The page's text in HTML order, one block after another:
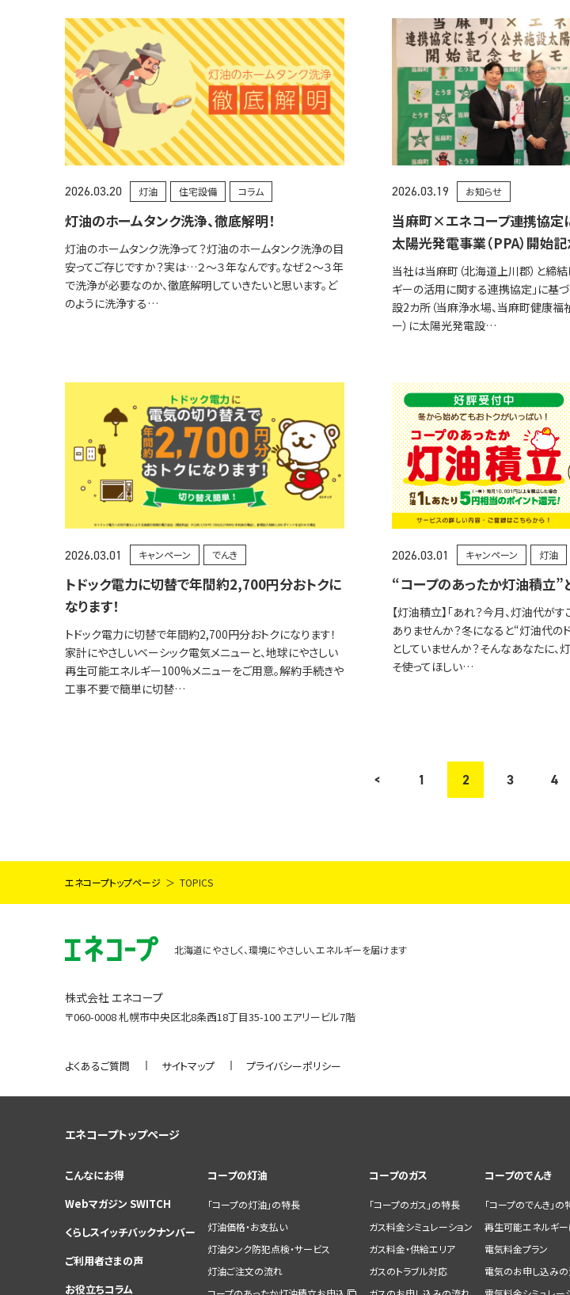
2026.03.20 灯油 住宅設備 コラム
灯油のホームタンク洗浄、徹底解明！
灯油のホームタンク洗浄って？灯油のホームタンク洗浄の目
安ってご存じですか？実は…２～３年なんです。なぜ２～３年
で洗浄が必要なのか、徹底解明していきたいと思います。ど
のように洗浄する…
2026.03.19 お知らせ
当麻町×エネコープ連携協定
太陽光発電事業（PPA）開始
当社は当麻町（北海道上川郡）と締
ギーの活用に関する連携協定」に基
設2カ所（当麻浄水場、当麻町健康福
ー）に太陽光発電設…
2026.03.01 キャンペーン でんき
トドック電力に切替で年間約2,700円分おトクに
なります！
トドック電力に切替で年間約2,700円分おトクになります！
家計にやさしいベーシック電気メニューと、地球にやさしい
再生可能エネルギー100%メニューをご用意。解約手続きや
工事不要で簡単に切替…
2026.03.01 キャンペーン 灯油
“コープのあったか灯油積立”
【灯油積立】「あれ？今月、灯油代がす
ありませんか？冬になると“灯油代の
としていませんか？そんなあなたに、
そ使ってほしい…
< 1 2 3 4
エネコープトップページ TOPICS
北海道にやさしく、環境にやさしい、エネルギーを届けます
株式会社 エネコープ
〒060-0008 札幌市中央区北8条西18丁目35-100 エアリービル7階
よくあるご質問 サイトマップ プライバシーポリシー
エネコープトップページ
こんなにお得
Webマガジン SWITCH
くらしスイッチバックナンバー
ご利用者さまの声
お役立ちコラム
コープの灯油
「コープの灯油」の特長
灯油価格・お支払い
灯油タンク防犯点検・サービス
灯油ご注文の流れ
コープのガス
「コープのガス」の特長
ガス料金シミュレーション
ガス料金・供給エリア
ガスのトラブル対応
コープのでんき
「コープのでんき」の
再生可能エネルギ
電気料金プラン
電気のお申し込み